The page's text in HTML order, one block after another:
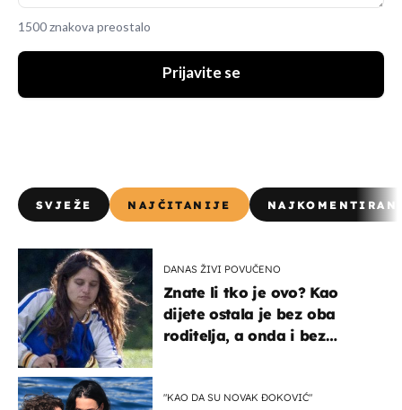
1500 znakova preostalo
Prijavite se
SVJEŽE NAJČITANIJE
DANAS ŽIVI POVUČENO
Znate li tko je ovo? Kao
dijete ostala je bez oba
roditelja, a onda i bez
"KAO DA SU NOVAK ĐOKOVIĆ"